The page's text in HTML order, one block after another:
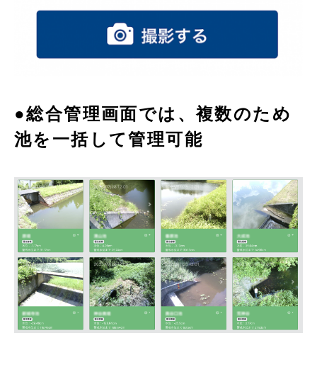
●総合管理画面では、複数のため
池を一括して管理可能